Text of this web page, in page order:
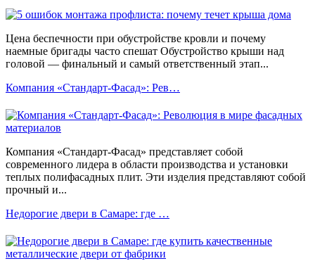
Цена беспечности при обустройстве кровли и почему
наемные бригады часто спешат Обустройство крыши над
головой — финальный и самый ответственный этап...
Компания «Стандарт-Фасад»: Рев…
Компания «Стандарт-Фасад» представляет собой
современного лидера в области производства и установки
теплых полифасадных плит. Эти изделия представляют собой
прочный и...
Недорогие двери в Самаре: где …